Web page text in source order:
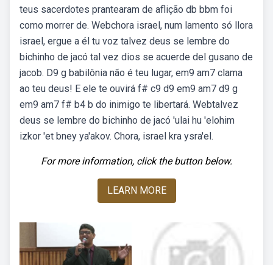
teus sacerdotes prantearam de aflição db bbm foi
como morrer de. Webchora israel, num lamento só llora
israel, ergue a él tu voz talvez deus se lembre do
bichinho de jacó tal vez dios se acuerde del gusano de
jacob. D9 g babilônia não é teu lugar, em9 am7 clama
ao teu deus! E ele te ouvirá f# c9 d9 em9 am7 d9 g
em9 am7 f# b4 b do inimigo te libertará. Webtalvez
deus se lembre do bichinho de jacó 'ulai hu 'elohim
izkor 'et bney ya'akov. Chora, israel kra ysra'el.
For more information, click the button below.
LEARN MORE